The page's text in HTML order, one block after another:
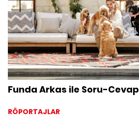
Funda Arkas ile Soru-Cevap
RÖPORTAJLAR